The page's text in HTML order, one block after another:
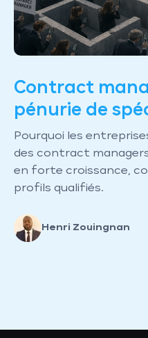
Contract
pénurie de
Pourquoi les
des contract
en forte croissance,
profils qualifiés.
Henri Zouingnan